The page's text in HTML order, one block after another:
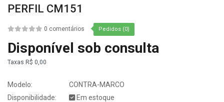
PERFIL CM151
0 comentários Pedidos (0)
Disponível sob consulta
Taxas R$ 0,00
Modelo:
CONTRA-MARCO
Disponibilidade:
Em estoque